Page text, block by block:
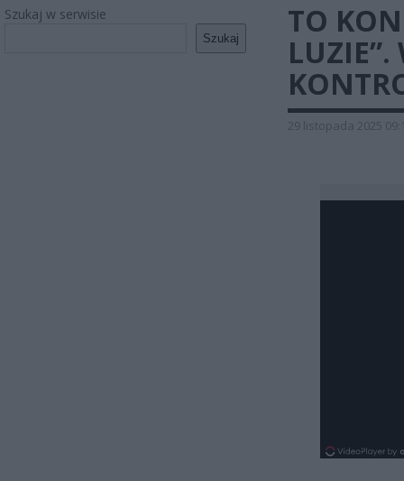
Szukaj w serwisie
Szukaj
TO
LUZIE”.
29 listopada 2025